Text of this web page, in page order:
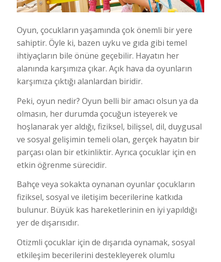
Oyun, çocukların yaşamında çok önemli bir yere
sahiptir. Öyle ki, bazen uyku ve gıda gibi temel
ihtiyaçların bile önüne geçebilir. Hayatın her
alanında karşımıza çıkar. Açık hava da oyunların
karşımıza çıktığı alanlardan biridir.
Peki, oyun nedir? Oyun belli bir amacı olsun ya da
olmasın, her durumda çocuğun isteyerek ve
hoşlanarak yer aldığı, fiziksel, bilişsel, dil, duygusal
ve sosyal gelişimin temeli olan, gerçek hayatın bir
parçası olan bir etkinliktir. Ayrıca çocuklar için en
etkin öğrenme sürecidir.
Bahçe veya sokakta oynanan oyunlar çocukların
fiziksel, sosyal ve iletişim becerilerine katkıda
bulunur. Büyük kas hareketlerinin en iyi yapıldığı
yer de dışarısıdır.
Otizmli çocuklar için de dışarıda oynamak, sosyal
etkileşim becerilerini destekleyerek olumlu